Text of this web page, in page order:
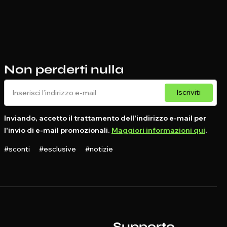
Non perderti nulla
Iscriviti
Inviando, accetto il trattamento dell'indirizzo e-mail per
l'invio di e-mail promozionali. Maggiori informazioni qui.
#sconti #esclusive #notizie